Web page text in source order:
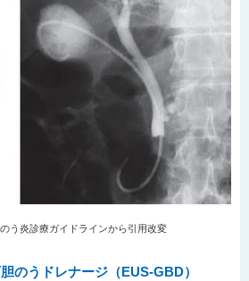
う炎診療ガイドラインから引用改変
のうドレナージ（EUS-GBD）